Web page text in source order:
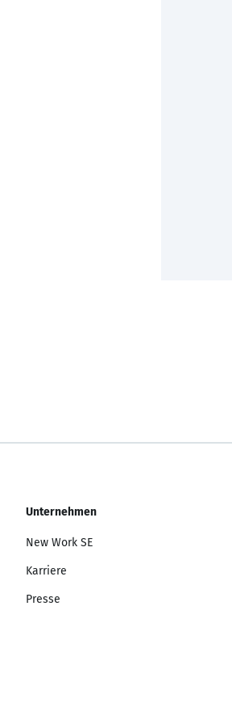
Unternehmen
New Work SE
Karriere
Presse